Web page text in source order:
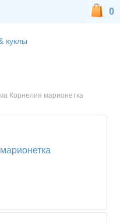
Корнелия марионетка
0